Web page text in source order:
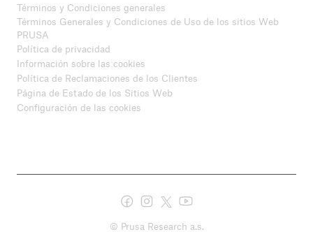
Términos y Condiciones generales
Términos Generales y Condiciones de Uso de los sitios Web
PRUSA
Política de privacidad
Información sobre las cookies
Política de Reclamaciones de los Clientes
Página de Estado de los Sitios Web
Configuración de las cookies
© Prusa Research a.s.